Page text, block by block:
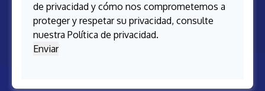
de privacidad y cómo nos comprometemos a
proteger y respetar su privacidad, consulte
nuestra Política de privacidad.